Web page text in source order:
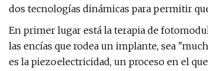
dos tecnologías dinámicas para permitir
En primer lugar está la terapia de
las encías que rodea un implante, sea
es la piezoelectricidad, un proceso en el